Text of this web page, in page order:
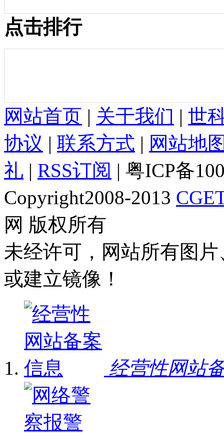
点击排行
网站首页 | 关于我们 | 世
协议 | 联系方式 | 网站地
礼 | RSS订阅 | 粤ICP备
Copyright2008-2013
网 版权所有
未经许可，网站所有图
或建立镜像！
经营性网站